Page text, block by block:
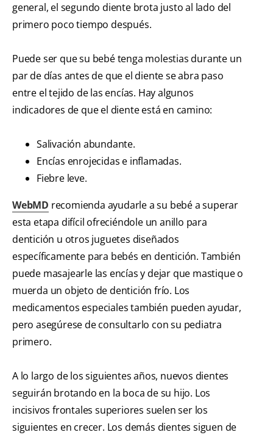
general, el segundo diente brota justo al lado del
primero poco tiempo después.
Puede ser que su bebé tenga molestias durante un
par de días antes de que el diente se abra paso
entre el tejido de las encías. Hay algunos
indicadores de que el diente está en camino:
Salivación abundante.
Encías enrojecidas e inflamadas.
Fiebre leve.
WebMD recomienda ayudarle a su bebé a superar
esta etapa difícil ofreciéndole un anillo para
dentición u otros juguetes diseñados
específicamente para bebés en dentición. También
puede masajearle las encías y dejar que mastique o
muerda un objeto de dentición frío. Los
medicamentos especiales también pueden ayudar,
pero asegúrese de consultarlo con su pediatra
primero.
A lo largo de los siguientes años, nuevos dientes
seguirán brotando en la boca de su hijo. Los
incisivos frontales superiores suelen ser los
siguientes en crecer. Los demás dientes siguen de